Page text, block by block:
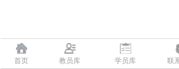
首页 教员库 学员库 联